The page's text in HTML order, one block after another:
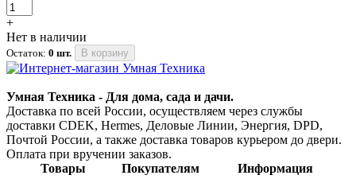
+
Нет в наличии
Остаток: 0 шт. В корзину
Умная Техника - Для дома, сада и дачи.
Доставка по всей России, осуществляем через службы
доставки CDEK, Hermes, Деловые Линии, Энергия, DPD,
Почтой России, а также доставка товаров курьером до двери.
Оплата при вручении заказов.
Товары
Покупателям Информация